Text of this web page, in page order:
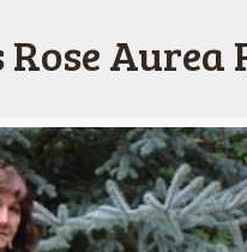
Aurea